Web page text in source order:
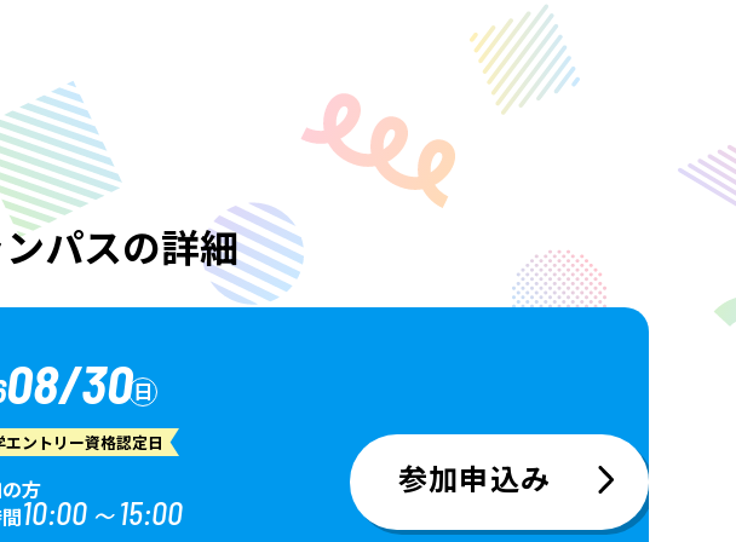
パスの詳細
08/30日
ントリー資格認定日
方
10:00～15:00
参加申込み